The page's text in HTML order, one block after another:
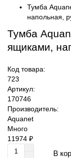
Тумба
напольная,
Тумба
ящиками,
Код товара:
723
Артикул:
170746
Производитель:
Aquanet
Много
11974 ₽
В